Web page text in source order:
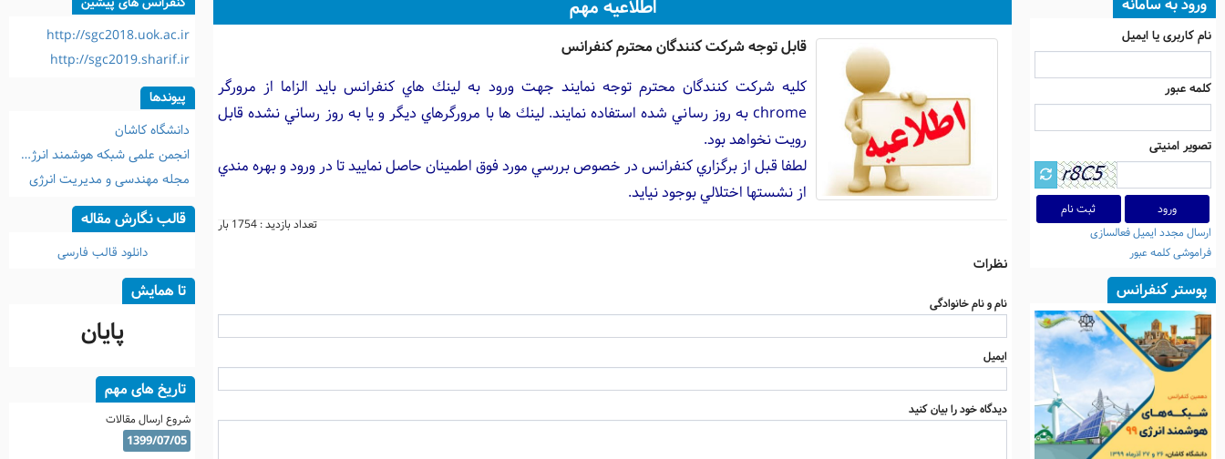
اطلاعیه مهم
قابل توجه شرکت کنندگان محترم کنفرانس
كليه شركت كنندگان محترم توجه نمايند جهت ورود به لينك هاي كنفرانس بايد الزاما از مرورگر
chrome به روز رساني شده استفاده نمايند. لينك ها با مرورگرهاي ديگر و يا به روز رساني نشده قابل
رويت نخواهد بود.
لطفا قبل از برگزاري كنفرانس در خصوص بررسي مورد فوق اطمينان حاصل نماييد تا در ورود و بهره مندي
از نشستها اختلالي بوجود نيايد.
تعداد بازدید : 1754 بار
نظرات
نام و نام خانوادگی
ایمیل
دیدگاه خود را بیان کنید
ورود به سامانه
نام کاربری یا ایمیل
کلمه عبور
تصویر امنیتی
ثبت نام
ارسال مجدد ایمیل فعالسازی
فراموشی کلمه عبور
پوستر کنفرانس
http://sgc2018.uok.ac.ir
http://sgc2019.sharif.ir
پیوندها
دانشگاه کاشان
انجمن علمی شبکه هوشمند انرژی ایران
مجله مهندسی و مدیریت انرژی
قالب نگارش مقاله
دانلود قالب فارسی
تا همایش
پایان
تاریخ های مهم
شروع ارسال مقالات
1399/07/05